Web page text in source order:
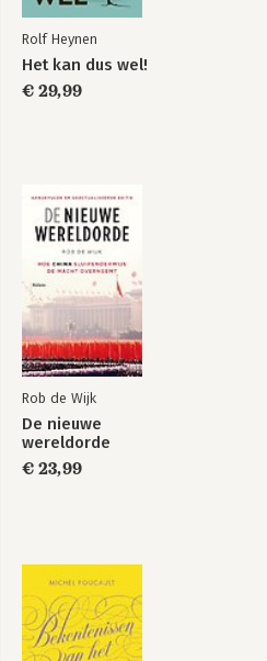
Ik weet dat jij weet
dat ik het weet
17 Kwaliteit van leven 300
18 Geluk 317
19 Existentiële dreigingen 349
20 De toekomst van vooruitgang
Noten 539
Literatuurlijst 609
Register 672
Rolf Heynen
Het kan dus wel!
€ 29,99
Rob de Wijk
De nieuwe
wereldorde
€ 23,99